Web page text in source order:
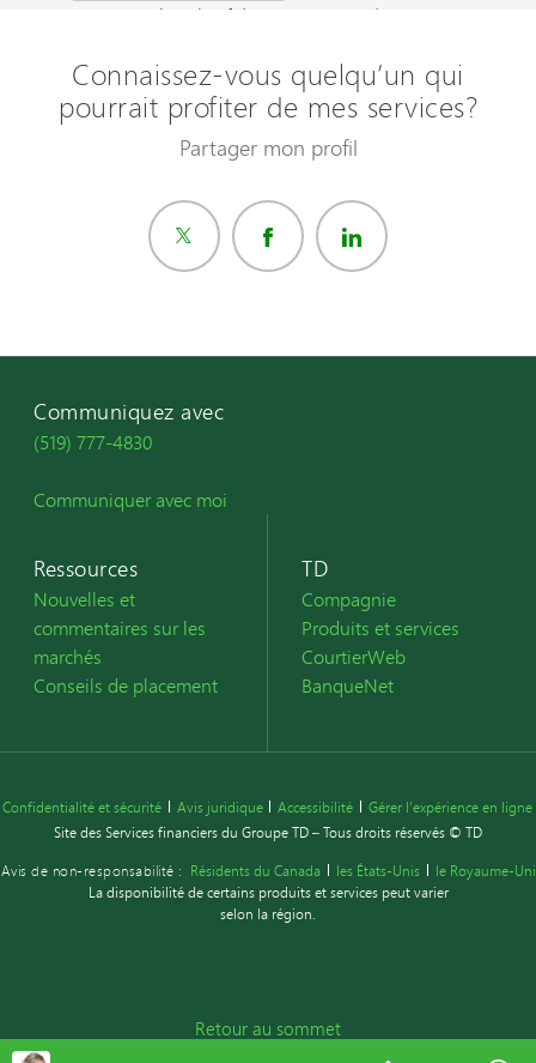
Questions les plus fréquemment posées ?
Connaissez-vous quelqu’un qui
pourrait profiter de mes services?
Partager mon profil
Communiquez avec
(519) 777-4830
Communiquer avec moi
Ressources
Nouvelles et
commentaires sur les
marchés
Conseils de placement
TD
Compagnie
Produits et services
CourtierWeb
BanqueNet
Confidentialité et sécurité Avis juridique Accessibilité
Gérer l'expérience en ligne
Site des Services financiers du Groupe TD – Tous droits réservés © TD
Avis de non-responsabilité : Résidents du Canada les États-Unis
le Royaume-Uni
La disponibilité de certains produits et services peut varier
selon la région.
Retour au sommet